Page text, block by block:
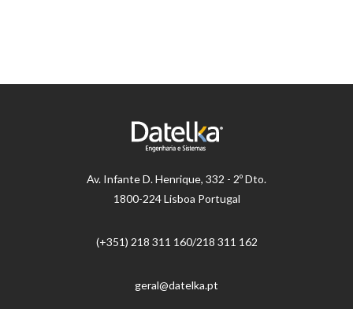
Av. Infante D. Henrique, 332 - 2º Dto.
1800-224 Lisboa Portugal
(+351) 218 ​​311 160/218 311 162
geral@datelka.pt